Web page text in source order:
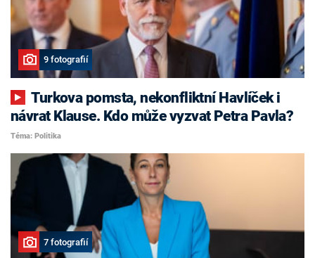
9 fotografií
Turkova pomsta, nekonfliktní Havlíček i
návrat Klause. Kdo může vyzvat Petra Pavla?
Téma: Politika
7 fotografií